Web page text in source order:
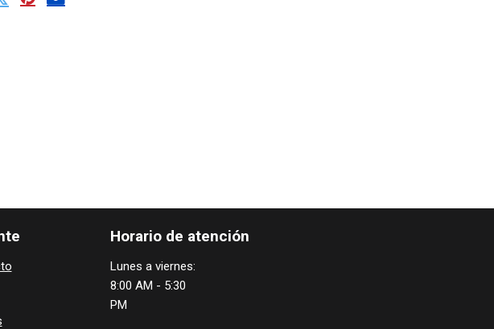
Horario de atención
Lunes a viernes:
8:00 AM - 5:30
PM